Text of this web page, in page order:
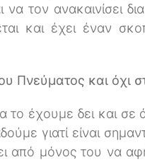
τον ανακαινίσει
και έχει έναν
Πνεύματος και όχι
έχουμε δει και σε
γιατί είναι
από μόνος του να